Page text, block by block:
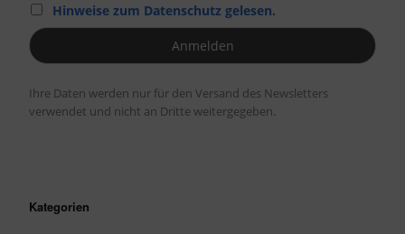
Hinweise zum Datenschutz gelesen.
Ihre Daten werden nur für den Versand des Newsletters
verwendet und nicht an Dritte weitergegeben.
Kategorien